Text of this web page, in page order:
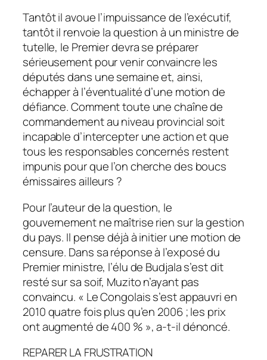
Tantôt il avoue l’impuissance de l’exécutif,
tantôt il renvoie la question à un ministre de
tutelle, le Premier devra se préparer
sérieusement pour venir convaincre les
députés dans une semaine et, ainsi,
échapper à l’éventualité d’une motion de
défiance. Comment toute une chaîne de
commandement au niveau provincial soit
incapable d’intercepter une action et que
tous les responsables concernés restent
impunis pour que l’on cherche des boucs
émissaires ailleurs ?
Pour l’auteur de la question, le
gouvernement ne maîtrise rien sur la gestion
du pays. Il pense déjà à initier une motion de
censure. Dans sa réponse à l’exposé du
Premier ministre, l’élu de Budjala s’est dit
resté sur sa soif, Muzito n’ayant pas
convaincu. « Le Congolais s’est appauvri en
2010 quatre fois plus qu’en 2006 ; les prix
ont augmenté de 400 % », a-t-il dénoncé.
REPARER LA FRUSTRATION